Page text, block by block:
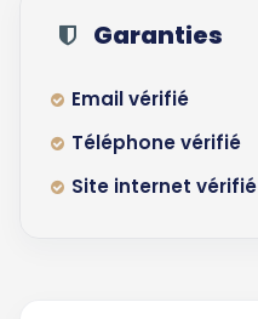
Garanties
Email vérifié
Téléphone vérifié
Site internet vérifié